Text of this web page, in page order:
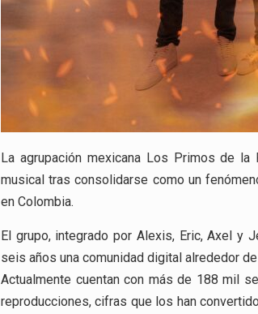
La agrupación mexicana Los Primos de
musical tras consolidarse como un
en Colombia.
El grupo, integrado por Alexis, Eric, Axel y
seis años una comunidad digital alrededor
Actualmente cuentan con más de 188 mil
reproducciones, cifras que los han